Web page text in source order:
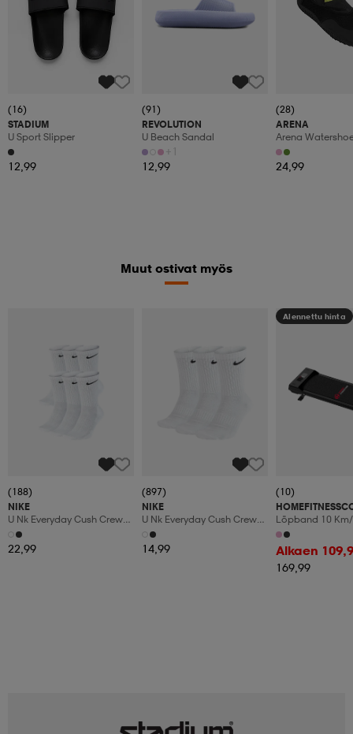
(16)
STADIUM
U Sport Slipper
12,99
(91)
REVOLUTION
U Beach Sandal
+1
12,99
(28)
ARENA
Arena
24,99
Muut ostivat myös
(188)
NIKE
U Nk Everyday Cush Crew
6pr-Bd
22,99
(897)
NIKE
U Nk Everyday Cush Crew
3pr
14,99
Alennettu hinta
(10)
Löpband 10
Manuaalinen
Led-Display
Alkaen
169,99